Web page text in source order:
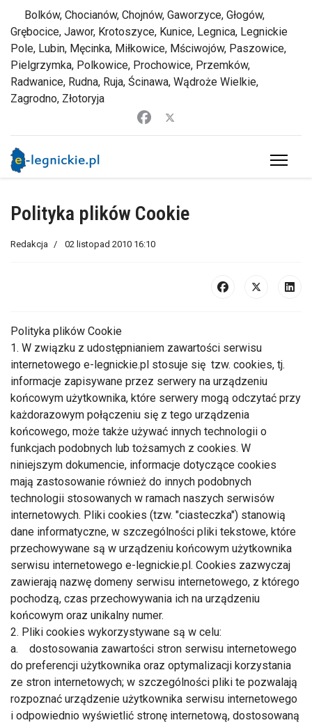
Bolków, Chocianów, Chojnów, Gaworzyce, Głogów,
Grębocice, Jawor, Krotoszyce, Kunice, Legnica, Legnickie
Pole, Lubin, Męcinka, Miłkowice, Mściwojów, Paszowice,
Pielgrzymka, Polkowice, Prochowice, Przemków,
Radwanice, Rudna, Ruja, Ścinawa, Wądroże Wielkie,
Zagrodno, Złotoryja
Polityka plików Cookie
Redakcja 02 listopad 2010 16:10
Polityka plików Cookie
1. W związku z udostępnianiem zawartości serwisu
internetowego e-legnickie.pl stosuje się tzw. cookies, tj.
informacje zapisywane przez serwery na urządzeniu
końcowym użytkownika, które serwery mogą odczytać przy
każdorazowym połączeniu się z tego urządzenia
końcowego, może także używać innych technologii o
funkcjach podobnych lub tożsamych z cookies. W
niniejszym dokumencie, informacje dotyczące cookies
mają zastosowanie również do innych podobnych
technologii stosowanych w ramach naszych serwisów
internetowych. Pliki cookies (tzw. "ciasteczka") stanowią
dane informatyczne, w szczególności pliki tekstowe, które
przechowywane są w urządzeniu końcowym użytkownika
serwisu internetowego e-legnickie.pl. Cookies zazwyczaj
zawierają nazwę domeny serwisu internetowego, z którego
pochodzą, czas przechowywania ich na urządzeniu
końcowym oraz unikalny numer.
2. Pliki cookies wykorzystywane są w celu:
a. dostosowania zawartości stron serwisu internetowego
do preferencji użytkownika oraz optymalizacji korzystania
ze stron internetowych; w szczególności pliki te pozwalają
rozpoznać urządzenie użytkownika serwisu internetowego
i odpowiednio wyświetlić stronę internetową, dostosowaną